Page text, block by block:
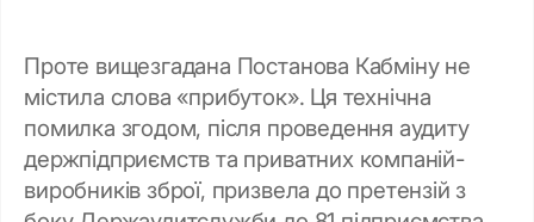
Проте вищезгадана Постанова Кабміну не
містила слова «прибуток». Ця технічна
помилка згодом, після проведення аудиту
держпідприємств та приватних компаній-
виробників зброї, призвела до претензій з